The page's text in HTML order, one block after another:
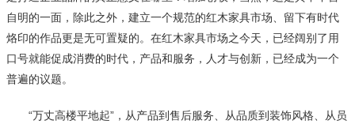
自明的一面，除此之外，建立一个规范的红木家具市场、留下有时代
烙印的作品更是无可置疑的。在红木家具市场之今天，已经阔别了用
口号就能促成消费的时代，产品和服务，人才与创新，已经成为一个
普遍的议题。
“万丈高楼平地起”，从产品到售后服务、从品质到装饰风格、从员